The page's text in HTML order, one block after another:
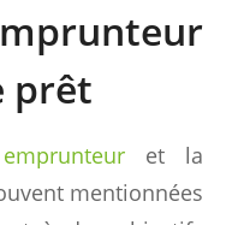
prêt
et la
mentionnées